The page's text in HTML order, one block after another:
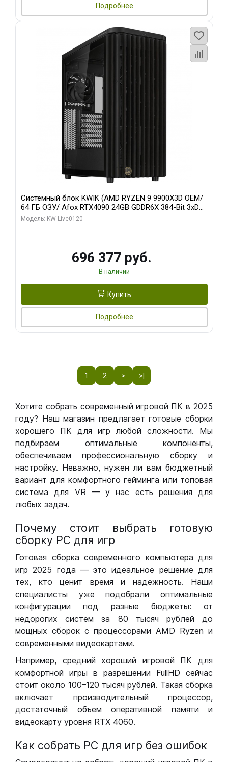
Подробнее
Системный блок KWIK (AMD RYZEN 9 9900X3D OEM/
64 ГБ ОЗУ/ Afox RTX4090 24GB GDDR6X 384-Bit 3xDP
HDMI ATX Turbo/ 1 ТБ SSD)
Модель: KW-Live0120
696 377 руб.
В наличии
Купить
Подробнее
1 2 > >|
Хотите собрать современный игровой ПК в 2025
году? Наш магазин предлагает готовые сборки
хорошего ПК для игр любой сложности. Мы
подбираем оптимальные компоненты,
обеспечиваем профессиональную сборку и
настройку. Неважно, нужен ли вам бюджетный
вариант для комфортного гейминга или топовая
система для VR — у нас есть решения для
любых задач.
Почему стоит выбрать готовую
сборку РС для игр
Готовая сборка современного компьютера для
игр 2025 года — это идеальное решение для
тех, кто ценит время и надежность. Наши
специалисты уже подобрали оптимальные
конфигурации под разные бюджеты: от
недорогих систем за 80 тысяч рублей до
мощных сборок с процессорами AMD Ryzen и
современными видеокартами.
Например, средний хороший игровой ПК для
комфортной игры в разрешении FullHD сейчас
стоит около 100–120 тысяч рублей. Такая сборка
включает производительный процессор,
достаточный объем оперативной памяти и
видеокарту уровня RTX 4060.
Как собрать РС для игр без ошибок